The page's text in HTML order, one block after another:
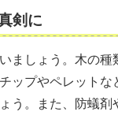
剣に
ましょう。木の
ップやペレット
う。また、防蟻